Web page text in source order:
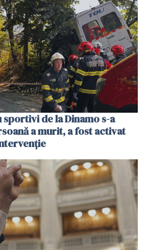
de la Dinamo s-a
a murit, a fost activat